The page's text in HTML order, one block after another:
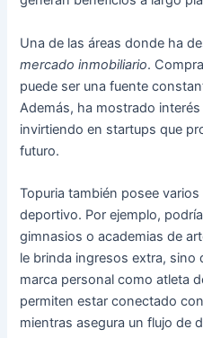
Una de las áreas donde ha
mercado inmobiliario.
puede ser una fuente
Además, ha mostrado
invirtiendo en startups que
futuro.
Topuria también posee
deportivo. Por ejemplo,
gimnasios o academias de
le brinda ingresos extra, sino
marca personal como atleta
permiten estar conectado
mientras asegura un flujo de